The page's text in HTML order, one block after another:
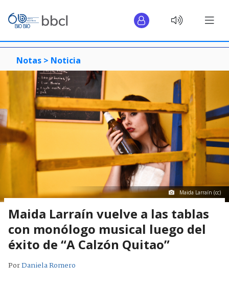
Notas > Noticia
Maida Larraín (cc)
Maida Larraín vuelve a las tablas
con monólogo musical luego del
éxito de “A Calzón Quitao”
PorDaniela Romero